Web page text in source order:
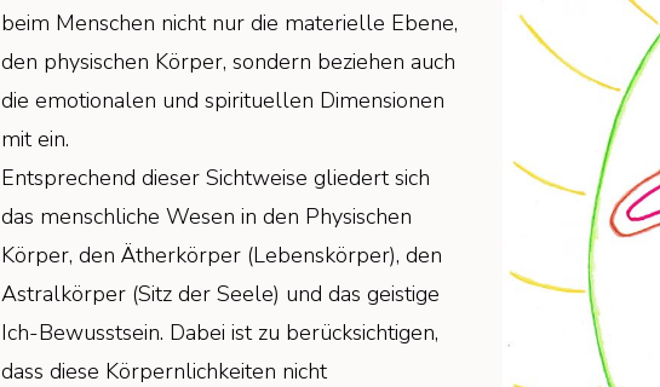
beim Menschen nicht nur die materielle Ebene,
den physischen Körper, sondern beziehen auch
die emotionalen und spirituellen Dimensionen
mit ein.
Entsprechend dieser Sichtweise gliedert sich
das menschliche Wesen in den Physischen
Körper, den Ätherkörper (Lebenskörper), den
Astralkörper (Sitz der Seele) und das geistige
Ich-Bewusstsein. Dabei ist zu berücksichtigen,
dass diese Körpernlichkeiten nicht